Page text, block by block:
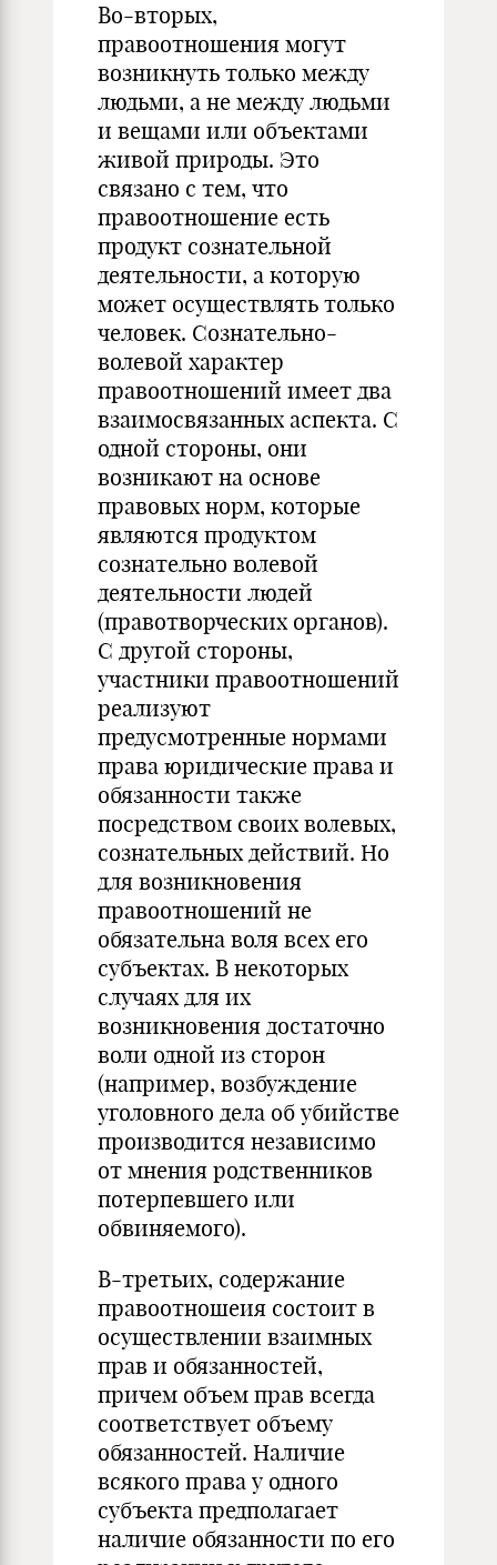
Во-вторых,
правоотношения могут
возникнуть только между
людьми, а не между людьми
и вещами или объектами
живой природы. Это
связано с тем, что
правоотношение есть
продукт сознательной
деятельности, а которую
может осуществлять только
человек. Сознательно-
волевой характер
правоотношений имеет два
взаимосвязанных аспекта. С
одной стороны, они
возникают на основе
правовых норм, которые
являются продуктом
сознательно волевой
деятельности людей
(правотворческих органов).
С другой стороны,
участники правоотношений
реализуют
предусмотренные нормами
права юридические права и
обязанности также
посредством своих волевых,
сознательных действий. Но
для возникновения
правоотношений не
обязательна воля всех его
субъектах. В некоторых
случаях для их
возникновения достаточно
воли одной из сторон
(например, возбуждение
уголовного дела об убийстве
производится независимо
от мнения родственников
потерпевшего или
обвиняемого).
В-третьих, содержание
правоотношеия состоит в
осуществлении взаимных
прав и обязанностей,
причем объем прав всегда
соответствует объему
обязанностей. Наличие
всякого права у одного
субъекта предполагает
наличие обязанности по его